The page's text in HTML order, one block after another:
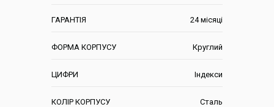
ГАРАНТІЯ 24 місяці
ФОРМА КОРПУСУ Круглий
ЦИФРИ Індекси
КОЛІР КОРПУСУ Сталь